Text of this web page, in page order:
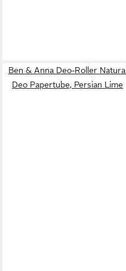
Ben & Anna Deo-Roller Natural
Deo Papertube, Persian Lime